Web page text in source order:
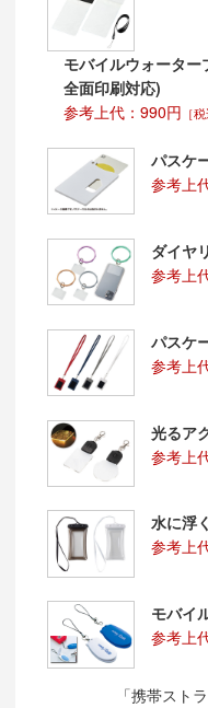
モバイルウォータ
全面印刷対応)
参考上代：990円 ［
パスケ
参考上
ダイヤ
参考上
パスケ
参考上
光るア
参考上
水に浮
参考上
モバイ
参考上
「携帯スト